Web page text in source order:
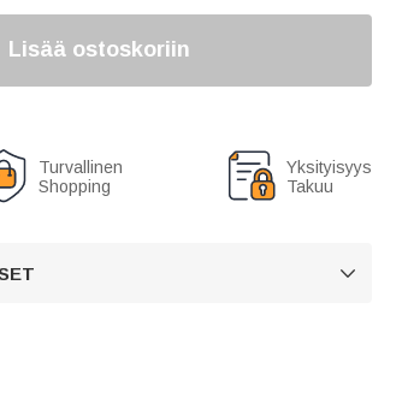
Lisää ostoskoriin
Turvallinen
Shopping
Yksityisyys
Takuu
